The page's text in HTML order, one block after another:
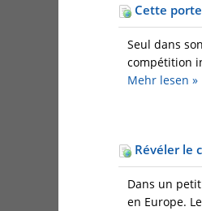
Cette
Seul dans
compétition
Mehr lesen »
Révéler le
Dans un
en Europe.